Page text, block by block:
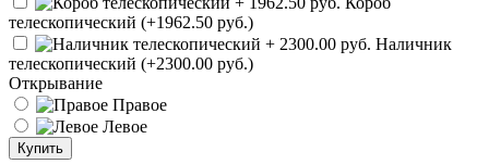
телескопический (+1962.50 руб.)
Наличник
телескопический (+2300.00 руб.)
Открывание
Правое
Левое
Купить